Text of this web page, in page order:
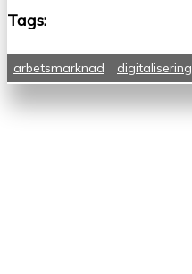
Tags:
arbetsmarknad digitalisering